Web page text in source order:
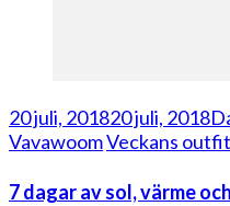
20 juli, 201820 juli, 2018
VavawoomVeckans outfit
7 dagar av sol, värme